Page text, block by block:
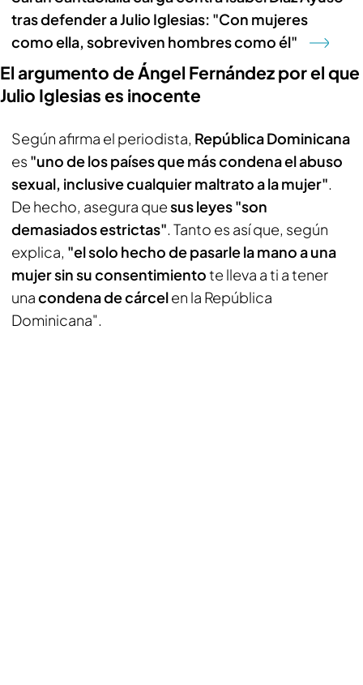
tras defender a Julio Iglesias: "Con mujeres
como ella, sobreviven hombres como él"
El argumento de Ángel Fernández por el que
Julio Iglesias es inocente
Según afirma el periodista, República Dominicana
es "uno de los países que más condena el abuso
sexual, inclusive cualquier maltrato a la mujer".
De hecho, asegura quesus leyes "son
demasiados estrictas". Tanto es así que, según
explica, "el solo hecho de pasarle la mano a una
mujer sin su consentimientote lleva a ti a tener
unacondena de cárcelen la República
Dominicana".